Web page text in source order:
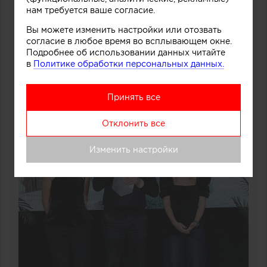
нам требуется ваше согласие.
Вы можете изменить настройки или отозвать
согласие в любое время во всплывающем окне.
Подробнее об использовании данных читайте
в Политике обработки персональных данных.
Принять все
Отклонить все
Изменить настройки